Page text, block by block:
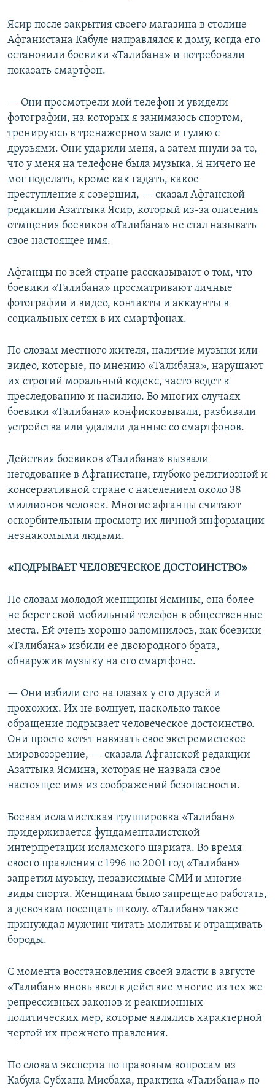
Ясир после закрытия своего магазина в столице
Афганистана Кабуле направлялся к дому, когда его
остановили боевики «Талибана» и потребовали
показать смартфон.
— Они просмотрели мой телефон и увидели
фотографии, на которых я занимаюсь спортом,
тренируюсь в тренажерном зале и гуляю с
друзьями. Они ударили меня, а затем пнули за то,
что у меня на телефоне была музыка. Я ничего не
мог поделать, кроме как гадать, какое
преступление я совершил, — сказал Афганской
редакции Азаттыка Ясир, который из-за опасения
отмщения боевиков «Талибана» не стал называть
свое настоящее имя.
Афганцы по всей стране рассказывают о том, что
боевики «Талибана» просматривают личные
фотографии и видео, контакты и аккаунты в
социальных сетях в их смартфонах.
По словам местного жителя, наличие музыки или
видео, которые, по мнению «Талибана», нарушают
их строгий моральный кодекс, часто ведет к
преследованию и насилию. Во многих случаях
боевики «Талибана» конфисковывали, разбивали
устройства или удаляли данные со смартфонов.
Действия боевиков «Талибана» вызвали
негодование в Афганистане, глубоко религиозной и
консервативной стране с населением около 38
миллионов человек. Многие афганцы считают
оскорбительным просмотр их личной информации
незнакомыми людьми.
«ПОДРЫВАЕТ ЧЕЛОВЕЧЕСКОЕ ДОСТОИНСТВО»
По словам молодой женщины Ясмины, она более
не берет свой мобильный телефон в общественные
места. Ей очень хорошо запомнилось, как боевики
«Талибана» избили ее двоюродного брата,
обнаружив музыку на его смартфоне.
— Они избили его на глазах у его друзей и
прохожих. Их не волнует, насколько такое
обращение подрывает человеческое достоинство.
Они просто хотят навязать свое экстремистское
мировоззрение, — сказала Афганской редакции
Азаттыка Ясмина, которая не назвала свое
настоящее имя из соображений безопасности.
Боевая исламистская группировка «Талибан»
придерживается фундаменталистской
интерпретации исламского шариата. Во время
своего правления с 1996 по 2001 год «Талибан»
запретил музыку, независимые СМИ и многие
виды спорта. Женщинам было запрещено работать,
а девочкам посещать школу. «Талибан» также
принуждал мужчин читать молитвы и отращивать
бороды.
С момента восстановления своей власти в августе
«Талибан» вновь ввел в действие многие из тех же
репрессивных законов и реакционных
политических мер, которые являлись характерной
чертой их прежнего правления.
По словам эксперта по правовым вопросам из
Кабула Субхана Мисбаха, практика «Талибана» по